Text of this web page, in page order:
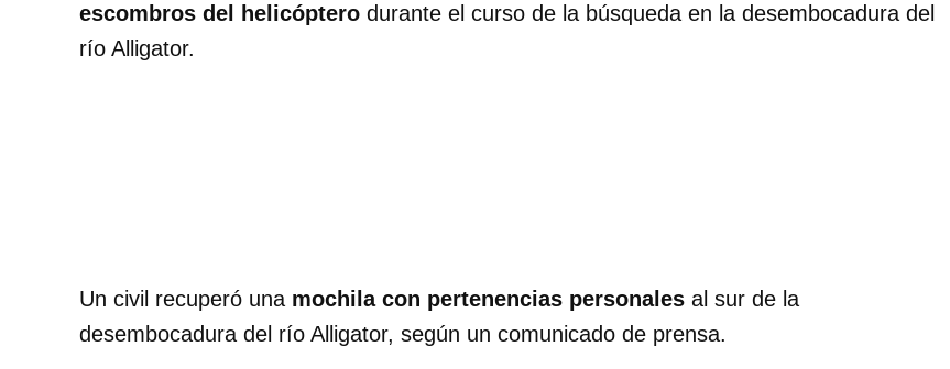
escombros del helicóptero durante el curso de la búsqueda en la desembocadura del
río Alligator.
Un civil recuperó una mochila con pertenencias personales al sur de la
desembocadura del río Alligator, según un comunicado de prensa.